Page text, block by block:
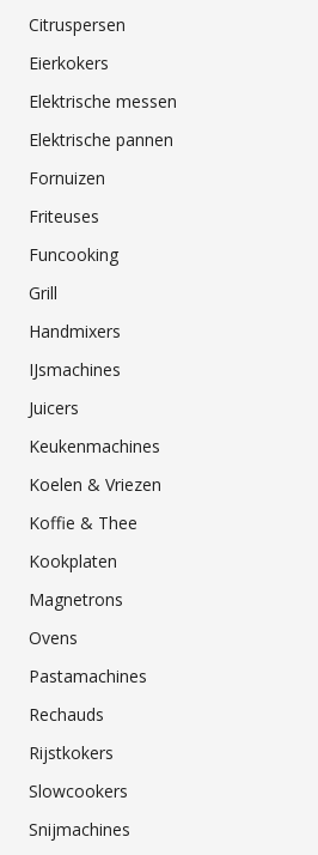
Citruspersen
Eierkokers
Elektrische messen
Elektrische pannen
Fornuizen
Friteuses
Funcooking
Grill
Handmixers
IJsmachines
Juicers
Keukenmachines
Koelen & Vriezen
Koffie & Thee
Kookplaten
Magnetrons
Ovens
Pastamachines
Rechauds
Rijstkokers
Slowcookers
Snijmachines